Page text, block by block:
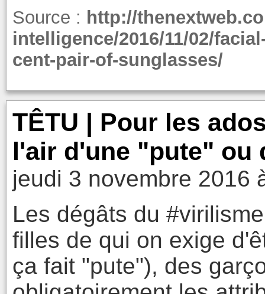
Source : http://
intelligence/2016/11/02/
cent-pair-of-sunglasses/
TÊTU | Pour les
l'air d'une "pute" ou
jeudi 3 novembre 2016
Les dégâts du
filles de qui on exige
ça fait "pute"), des